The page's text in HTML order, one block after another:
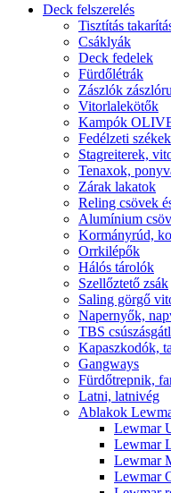
Deck felszerelés
Tisztítás
Csáklyák
Deck fedelek
Fürdőlétrák
Zászlók
Vitorlalekötők
Kampók
Fedélzeti székek
Stagreiterek,
Tenaxok,
Zárak lakatok
Reling csövek
Alumínium
Kormányrúd,
Orrkilépők
Hálós tárolók
Szellőztető zsák
Saling görgő
Napernyők,
TBS
Kapaszkodók,
Gangways
Fürdőtrepnik,
Latni, latnivég
Ablakok
Lewmar
Lewmar
Lewmar
Lewmar